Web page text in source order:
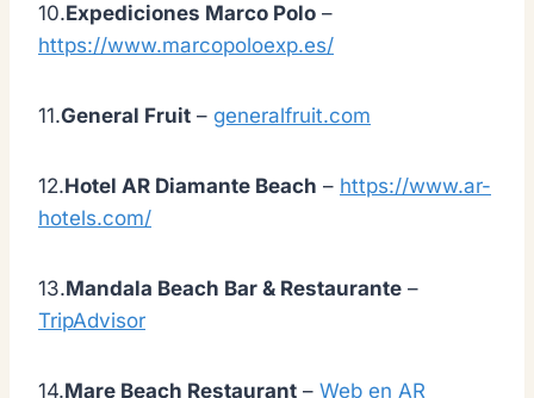
10.Expediciones Marco Polo –
https://www.marcopoloexp.es/
11.General Fruit – generalfruit.com
12.Hotel AR Diamante Beach – https://www.ar-
hotels.com/
13.Mandala Beach Bar & Restaurante –
TripAdvisor
14.Mare Beach Restaurant – Web en AR